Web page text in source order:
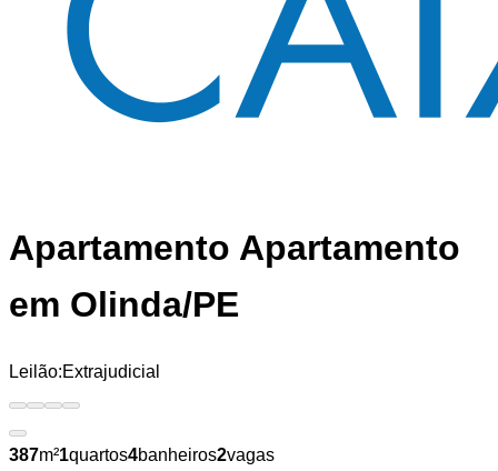
Apartamento Apartamento
em Olinda/PE
Leilão:Extrajudicial
387m²1quartos4banheiros2vagas